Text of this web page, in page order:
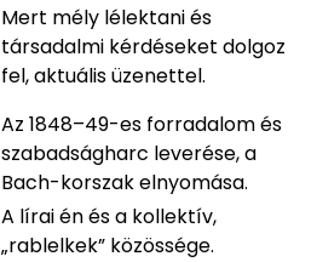
Mert mély lélektani és
társadalmi kérdéseket dolgoz
fel, aktuális üzenettel.
Az 1848–49-es forradalom és
szabadságharc leverése, a
Bach-korszak elnyomása.
A lírai én és a kollektív,
„rablelkek” közössége.